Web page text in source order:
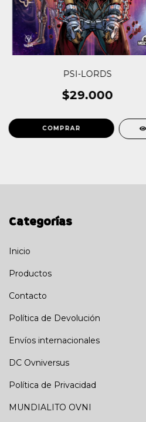
PSI-LORDS
$29.000
Categorías
Inicio
Productos
Contacto
Política de Devolución
Envíos internacionales
DC Ovniversus
Política de Privacidad
MUNDIALITO OVNI